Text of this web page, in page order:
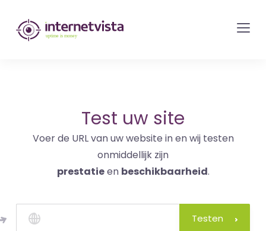
internetvista
monitoring
en
internetdiensten
Uptime
is
money
Test uw site
Voer de URL van uw website in en wij testen
onmiddellijk zijn
prestatieen beschikbaarheid.
Testen